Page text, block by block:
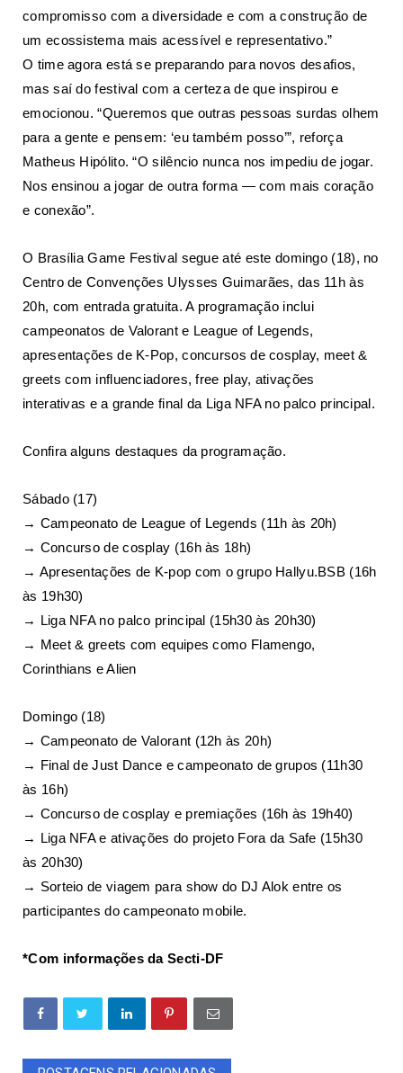
compromisso com a diversidade e com a construção de
um ecossistema mais acessível e representativo.”
O time agora está se preparando para novos desafios,
mas saí do festival com a certeza de que inspirou e
emocionou. “Queremos que outras pessoas surdas olhem
para a gente e pensem: ‘eu também posso’”, reforça
Matheus Hipólito. “O silêncio nunca nos impediu de jogar.
Nos ensinou a jogar de outra forma — com mais coração
e conexão”.
O Brasília Game Festival segue até este domingo (18), no
Centro de Convenções Ulysses Guimarães, das 11h às
20h, com entrada gratuita. A programação inclui
campeonatos de Valorant e League of Legends,
apresentações de K-Pop, concursos de cosplay, meet &
greets com influenciadores, free play, ativações
interativas e a grande final da Liga NFA no palco principal.
Confira alguns destaques da programação.
Sábado (17)
→ Campeonato de League of Legends (11h às 20h)
→ Concurso de cosplay (16h às 18h)
→ Apresentações de K-pop com o grupo Hallyu.BSB (16h
às 19h30)
→ Liga NFA no palco principal (15h30 às 20h30)
→ Meet & greets com equipes como Flamengo,
Corinthians e Alien
Domingo (18)
→ Campeonato de Valorant (12h às 20h)
→ Final de Just Dance e campeonato de grupos (11h30
às 16h)
→ Concurso de cosplay e premiações (16h às 19h40)
→ Liga NFA e ativações do projeto Fora da Safe (15h30
às 20h30)
→ Sorteio de viagem para show do DJ Alok entre os
participantes do campeonato mobile.
*Com informações da Secti-DF